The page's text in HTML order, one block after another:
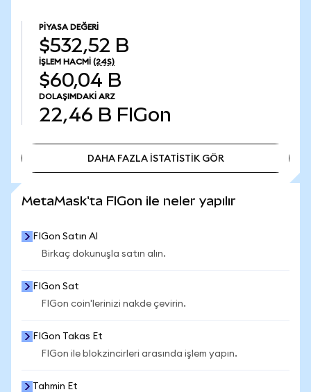
PIYASA DEĞERI
$532,52 B
İŞLEM HACMI (24S)
$60,04 B
DOLAŞIMDAKI ARZ
22,46 B FIGon
DAHA FAZLA İSTATİSTİK GÖR
MetaMask'ta FIGon ile neler yapılır
FIGon Satın Al
Birkaç dokunuşla satın alın.
FIGon Sat
FIGon coin'lerinizi nakde çevirin.
FIGon Takas Et
FIGon ile blokzincirleri arasında işlem yapın.
Tahmin Et